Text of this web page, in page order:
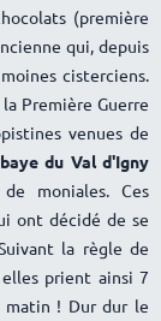
(première
qui, depuis
cisterciens.
Première Guerre
venues de
du Val d'Igny
moniales. Ces
ont décidé de se
la règle de
prient ainsi 7
matin ! Dur dur le